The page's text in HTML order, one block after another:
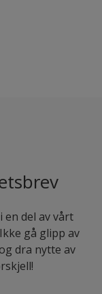
en del av vårt
gå glipp av
dra nytte av